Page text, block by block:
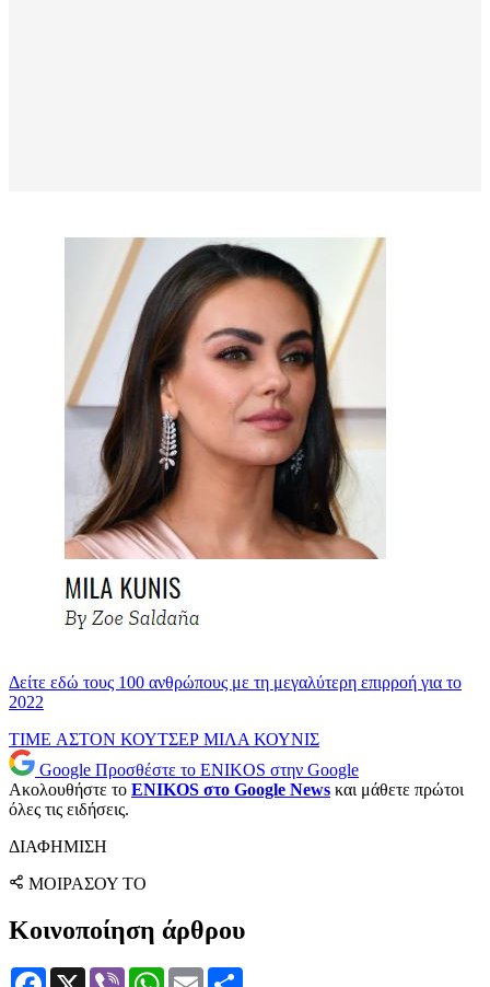
Δείτε εδώ τους 100 ανθρώπους με τη μεγαλύτερη επιρροή για το
2022
TIME ΑΣΤΟΝ ΚΟΥΤΣΕΡ ΜΙΛΑ ΚΟΥΝΙΣ
Google Προσθέστε το ENIKOS στην Google
Ακολουθήστε το ENIKOS στο Google News και μάθετε πρώτοι
όλες τις ειδήσεις.
ΔΙΑΦΗΜΙΣΗ
ΜΟΙΡΑΣΟΥ ΤΟ
Κοινοποίηση άρθρου
Facebook
X Viber WhatsApp
Email